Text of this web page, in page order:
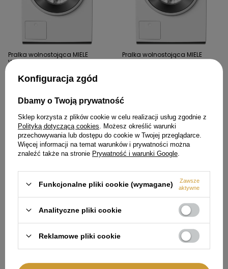
Pralka wolnostojąca MIELE
WWB360 WCS PWash 8kg
12725340​
Pralka wolnostojąca MIELE
WWA120 WCS​ 8kg Active
Pralka wolnostojąca MIELE
WEA135 WCS 8kg ładowana od
przodu - 12725360
Pralka wolnostojąca MIELE
WWG760 WPS TwinDos 9kg
ładowana od przodu -
11920770
7 699,00 zł
Konfiguracja zgód
Dbamy o Twoją prywatność
Sklep korzysta z plików cookie w celu realizacji usług zgodnie z
Polityką dotyczącą cookies . Możesz określić warunki
przechowywania lub dostępu do cookie w Twojej przeglądarce.
Więcej informacji na temat warunków i prywatności można
znaleźć także na stronie Prywatność i warunki Google
Funkcjonalne pliki cookie (wymagane)
Zawsze
aktywne
Analityczne pliki cookie
Reklamowe pliki cookie